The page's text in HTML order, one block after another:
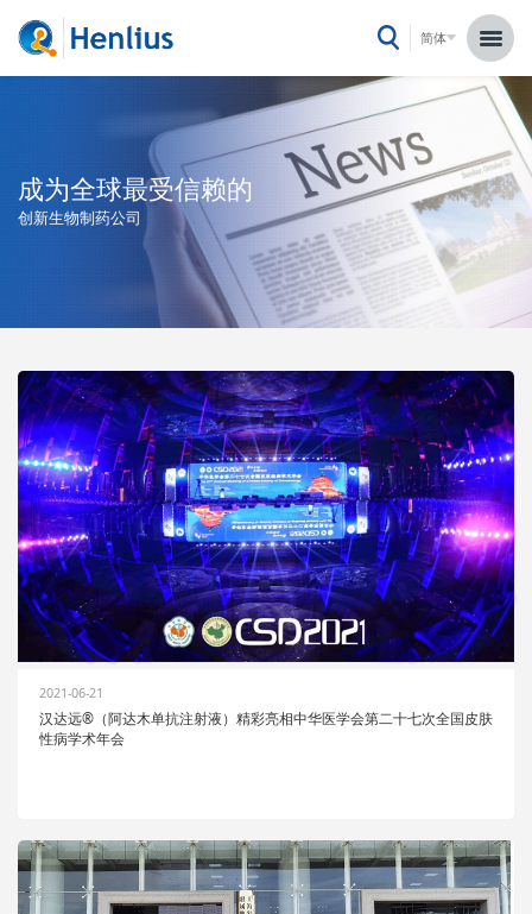
简体
成为全球最受信赖的
创新生物制药公司
2021-06-21
汉达远®（阿达木单抗注射液）精彩亮相中华医学会第二十七次全国皮肤
性病学术年会